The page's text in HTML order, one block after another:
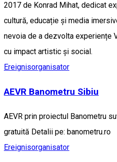
2017 de Konrad Mihat, dedicat
cultură, educație și media
nevoia de a dezvolta experiențe
cu impact artistic și social.
Ereignisorganisator
AEVR Banometru Sibiu
AEVR prin proiectul Banometru
gratuită Detalii pe: banometru.ro
Ereignisorganisator